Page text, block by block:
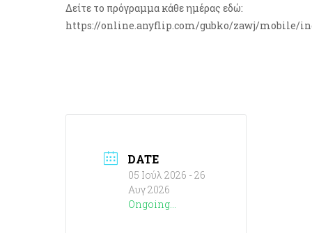
Δείτε το πρόγραμμα κάθε ημέρας εδώ:
https://online.anyflip.com/gubko/zawj/mobile/
DATE
05 Ιούλ 2026 - 26
Αυγ 2026
Ongoing...